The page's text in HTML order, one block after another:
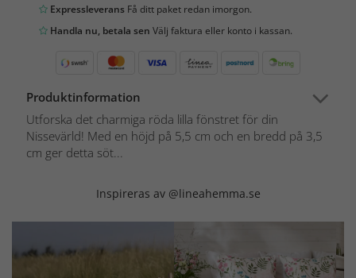
Expressleverans Få ditt paket redan imorgon.
Handla nu, betala sen Välj faktura eller konto i kassan.
Produktinformation
Utforska det charmiga röda lilla fönstret för din
Nissevärld! Med en höjd på 5,5 cm och en bredd på 3,5
cm ger detta söt...
Inspireras av @lineahemma.se